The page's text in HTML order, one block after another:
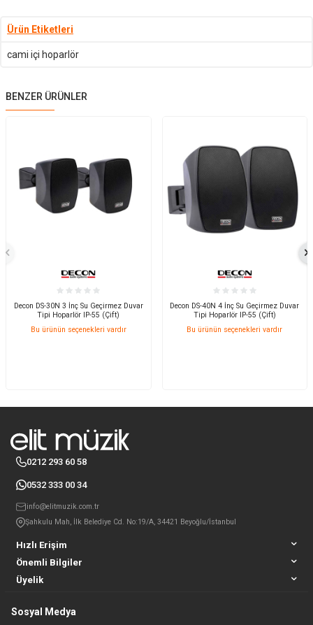
Ürün Etiketleri
cami içi hoparlör
BENZER ÜRÜNLER
Decon DS-30N 3 İnç Su Geçirmez Duvar
Tipi Hoparlör IP-55 (Çift)
Bu ürünün seçenekleri vardır
Decon DS-40N 4 İnç Su Geçirmez Duvar
Tipi Hoparlör IP-55 (Çift)
Bu ürünün seçenekleri vardır
Hızlı Erişim
Önemli Bilgiler
Üyelik
0212 293 60 58
0532 333 00 34
info@elitmuzik.com.tr
Şahkulu Mah, İlk Belediye Cd. No:19/A, 34421 Beyoğlu/İstanbul
Sosyal Medya